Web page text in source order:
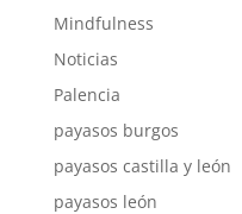
Mindfulness
Noticias
Palencia
payasos burgos
payasos castilla y león
payasos león